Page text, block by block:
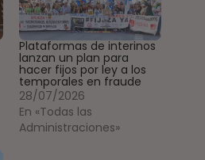
Plataformas de interinos
lanzan un plan para
hacer fijos por ley a los
temporales en fraude
28/07/2026
En «Todas las
Administraciones»